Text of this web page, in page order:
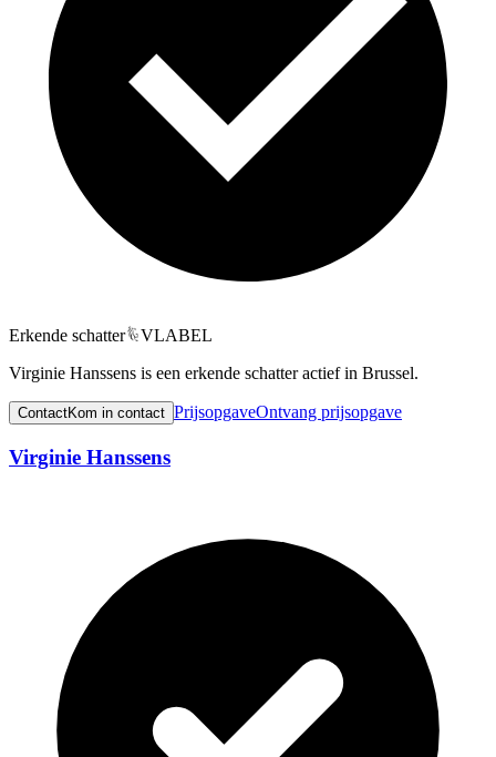
Erkende schatter
VLABEL
Virginie Hanssens is een erkende schatter actief in Brussel.
ContactKom in contact PrijsopgaveOntvang prijsopgave
Virginie Hanssens